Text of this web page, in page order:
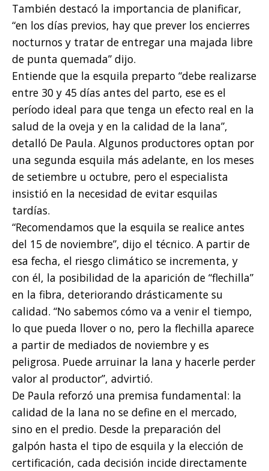
También destacó la importancia de planificar,
“en los días previos, hay que prever los encierres
nocturnos y tratar de entregar una majada libre
de punta quemada” dijo.
Entiende que la esquila preparto “debe realizarse
entre 30 y 45 días antes del parto, ese es el
período ideal para que tenga un efecto real en la
salud de la oveja y en la calidad de la lana”,
detalló De Paula. Algunos productores optan por
una segunda esquila más adelante, en los meses
de setiembre u octubre, pero el especialista
insistió en la necesidad de evitar esquilas
tardías.
“Recomendamos que la esquila se realice antes
del 15 de noviembre”, dijo el técnico. A partir de
esa fecha, el riesgo climático se incrementa, y
con él, la posibilidad de la aparición de “flechilla”
en la fibra, deteriorando drásticamente su
calidad. “No sabemos cómo va a venir el tiempo,
lo que pueda llover o no, pero la flechilla aparece
a partir de mediados de noviembre y es
peligrosa. Puede arruinar la lana y hacerle perder
valor al productor”, advirtió.
De Paula reforzó una premisa fundamental: la
calidad de la lana no se define en el mercado,
sino en el predio. Desde la preparación del
galpón hasta el tipo de esquila y la elección de
certificación, cada decisión incide directamente